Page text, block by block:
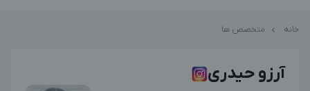
خانه متخصص ها
آرزو حیدری